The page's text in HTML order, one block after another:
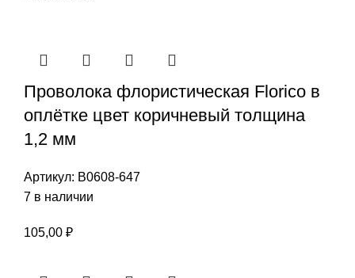
Проволока флористическая Florico в
оплётке цвет коричневый толщина
1,2 мм
Артикул: В0608-647
7 в наличии
105,00 ₽